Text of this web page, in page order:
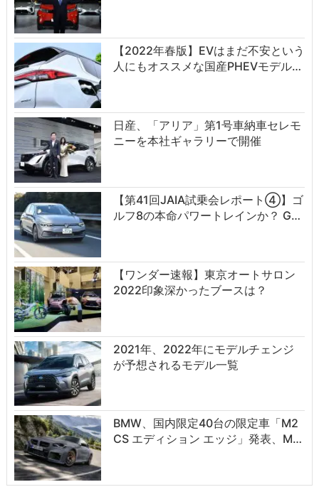
【2022年春版】EVはまだ不安という
人にもオススメな国産PHEVモデル…
日産、「アリア」第1号車納車セレモ
ニーを本社ギャラリーで開催
【第41回JAIA試乗会レポート④】ゴ
ルフ8の本命パワートレインか？ G…
【ワンダー速報】東京オートサロン
2022印象深かったブースは？
2021年、2022年にモデルチェンジ
が予想されるモデル一覧
BMW、国内限定40台の限定車「M2
CS エディション エッジ」発表、M…